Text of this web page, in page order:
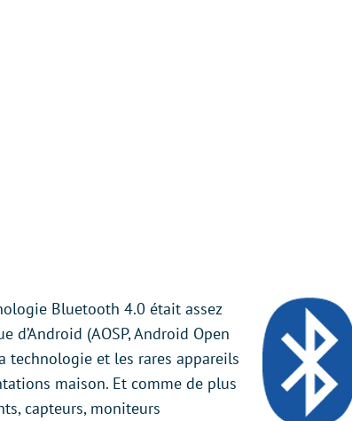
Bluetooth 4.0 était assez
(AOSP, Android Open
technologie et les rares appareils
maison. Et comme de plus
capteurs, moniteurs